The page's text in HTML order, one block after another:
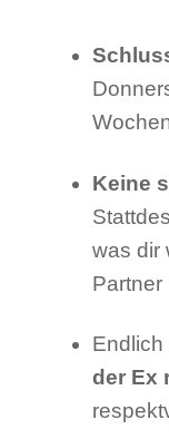
Keine
was dir
Partner
Endlich
der Ex